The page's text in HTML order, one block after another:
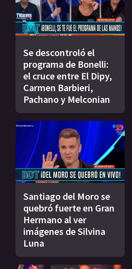
Se descontroló el
programa de Bonelli:
el cruce entre El Dipy,
Carmen Barbieri,
Pachano y Melconian
Santiago del Moro se
quebró fuerte en Gran
Hermano al ver
imágenes de Silvina
Luna